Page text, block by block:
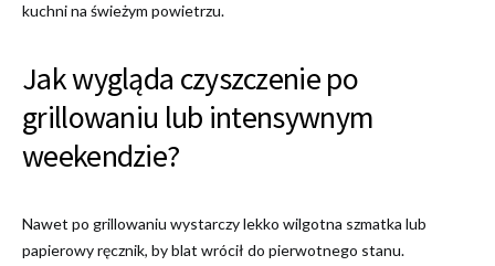
kuchni na świeżym powietrzu.
Jak wygląda czyszczenie po
grillowaniu lub intensywnym
weekendzie?
Nawet po grillowaniu wystarczy lekko wilgotna szmatka lub
papierowy ręcznik, by blat wrócił do pierwotnego stanu.